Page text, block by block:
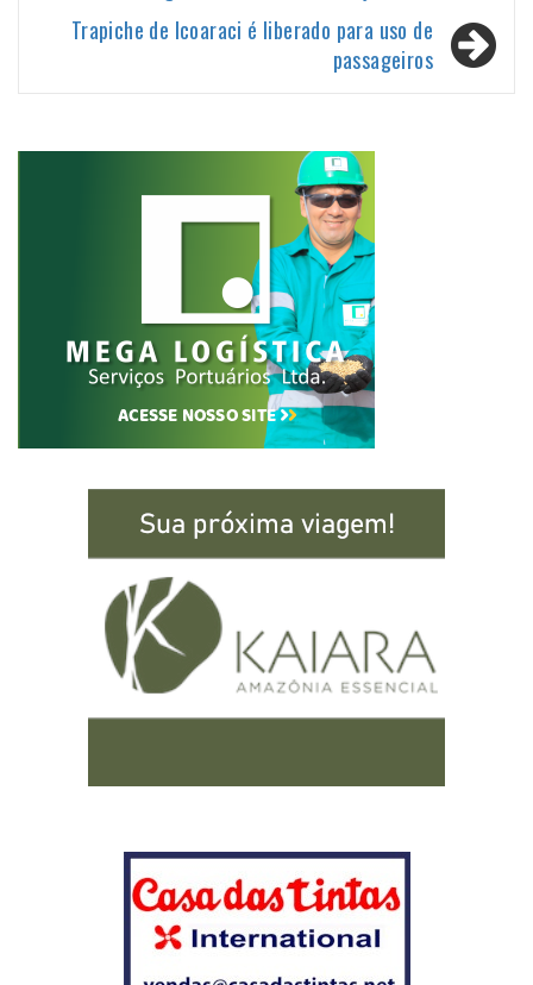
Post
Trapiche de Icoaraci é liberado para uso de
passageiros